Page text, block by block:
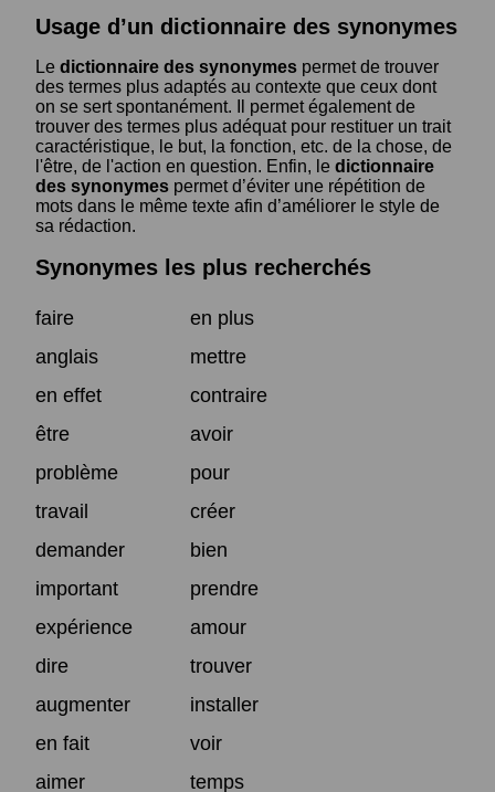
Usage d’un dictionnaire des synonymes
Le dictionnaire des synonymes permet de trouver
des termes plus adaptés au contexte que ceux dont
on se sert spontanément. Il permet également de
trouver des termes plus adéquat pour restituer un trait
caractéristique, le but, la fonction, etc. de la chose, de
l'être, de l'action en question. Enfin, le dictionnaire
des synonymes permet d’éviter une répétition de
mots dans le même texte afin d’améliorer le style de
sa rédaction.
Synonymes les plus recherchés
faire
en plus
anglais
mettre
en effet
contraire
être
avoir
problème
pour
travail
créer
demander
bien
important
prendre
expérience
amour
dire
trouver
augmenter
installer
en fait
voir
aimer
temps